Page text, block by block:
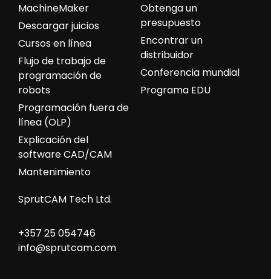
Obtenga un
presupuesto
Encontrar un
distribuidor
Conferencia mundial
Programa EDU
MachineMaker
Descargar juicios
Cursos en línea
Flujo de trabajo de
programación de
robots
Programación fuera de
línea (OLP)
Explicación del
software CAD/CAM
Mantenimiento
SprutCAM Tech Ltd.
+357 25 054746
info@sprutcam.com